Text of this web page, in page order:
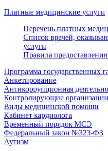
Платные медицинские услуги
Перечень платных
Список врачей,
услуги
Правила предоставления
Программа государственных
Анкетирование
Антикоррупционная
Контролирующие организации
Виды медицинской помощи
Кабинет кардиолога
Временный порядок МСЭ
Федеральный закон №323-ФЗ
Аутизм